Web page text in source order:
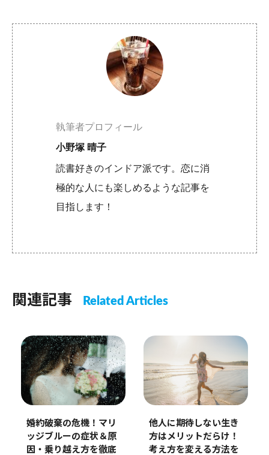
執筆者プロフィール
小野塚 晴子
読書好きのインドア派です。恋に消
極的な人にも楽しめるような記事を
目指します！
関連記事 Related Articles
婚約破棄の危機！マリ
ッジブルーの症状＆原
因・乗り越え方を徹底
他人に期待しない生き
方はメリットだらけ！
考え方を変える方法を